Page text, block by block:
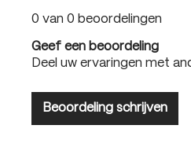
0 van 0 beoordelingen
Geef een beoordeling
Deel uw ervaringen met
Beoordeling schrijven